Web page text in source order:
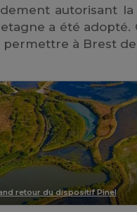
autorisant
a été
permettre à Brest
retour du dispositif Pinel